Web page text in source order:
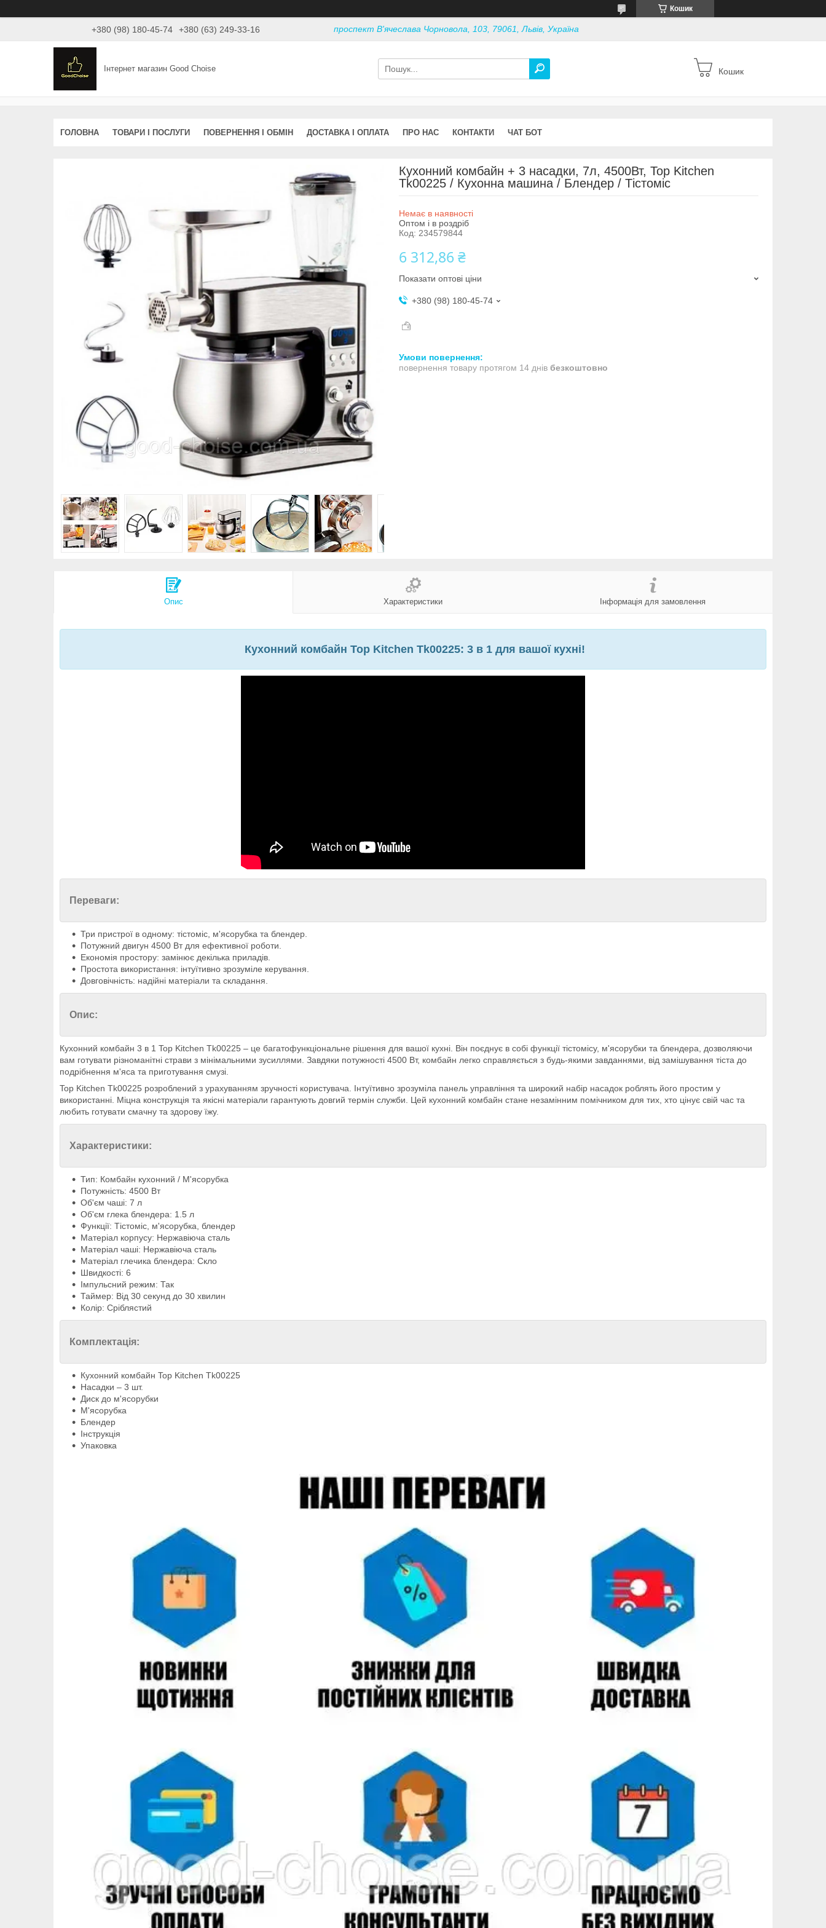
Кошик
+380 (98) 180-45-74 +380 (63) 249-33-16 проспект В'ячеслава Чорновола, 103, 79061, Львів, Україна
Інтернет магазин Good Choise Кошик
ГОЛОВНА ТОВАРИ І ПОСЛУГИ ПОВЕРНЕННЯ І ОБМІН ДОСТАВКА І ОПЛАТА ПРО НАС КОНТАКТИ ЧАТ БОТ
Кухонний комбайн + 3 насадки, 7л, 4500Вт, Top Kitchen
Tk00225 / Кухонна машина / Блендер / Тістоміс
Немає в наявності
Оптом і в роздріб
Код: 234579844
6 312,86 ₴
Показати оптові ціни
+380 (98) 180-45-74
повернення товару протягом 14 днів безкоштовно
Опис Характеристики Інформація для замовлення
Кухонний комбайн Top Kitchen Tk00225: 3 в 1 для вашої кухні!
Переваги:
Три пристрої в одному: тістоміс, м'ясорубка та блендер.
Потужний двигун 4500 Вт для ефективної роботи.
Економія простору: замінює декілька приладів.
Простота використання: інтуїтивно зрозуміле керування.
Довговічність: надійні матеріали та складання.
Опис:
Кухонний комбайн 3 в 1 Top Kitchen Tk00225 – це багатофункціональне рішення для вашої кухні. Він поєднує в собі функції тістомісу, м'ясорубки та блендера, дозволяючи
вам готувати різноманітні страви з мінімальними зусиллями. Завдяки потужності 4500 Вт, комбайн легко справляється з будь-якими завданнями, від замішування тіста до
подрібнення м'яса та приготування смузі.
Top Kitchen Tk00225 розроблений з урахуванням зручності користувача. Інтуїтивно зрозуміла панель управління та широкий набір насадок роблять його простим у
використанні. Міцна конструкція та якісні матеріали гарантують довгий термін служби. Цей кухонний комбайн стане незамінним помічником для тих, хто цінує свій час та
любить готувати смачну та здорову їжу.
Характеристики:
Тип: Комбайн кухонний / М'ясорубка
Потужність: 4500 Вт
Об'єм чаші: 7 л
Об'єм глека блендера: 1.5 л
Функції: Тістоміс, м'ясорубка, блендер
Матеріал корпусу: Нержавіюча сталь
Матеріал чаші: Нержавіюча сталь
Матеріал глечика блендера: Скло
Швидкості: 6
Імпульсний режим: Так
Таймер: Від 30 секунд до 30 хвилин
Колір: Сріблястий
Комплектація:
Кухонний комбайн Top Kitchen Tk00225
Насадки – 3 шт.
Диск до м'ясорубки
М'ясорубка
Блендер
Інструкція
Упаковка